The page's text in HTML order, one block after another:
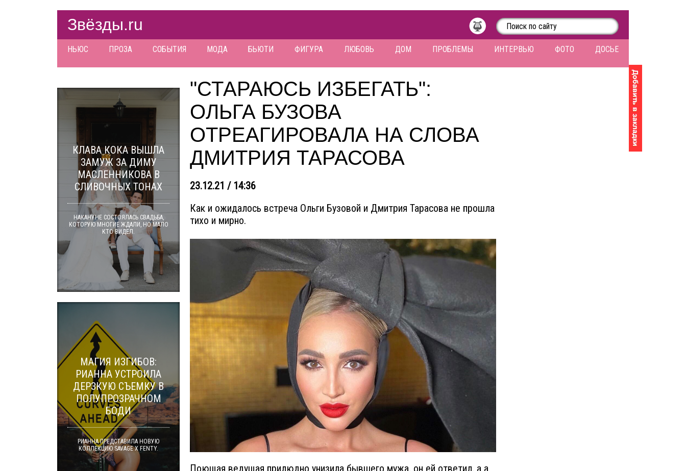
Звёзды.ru
НЬЮС ПРОЗА СОБЫТИЯ МОДА БЬЮТИ ФИГУРА ЛЮБОВЬ ДОМ ПРОБЛЕМЫ ИНТЕРВЬЮ ФОТО ДОСЬЕ
"СТАРАЮСЬ ИЗБЕГАТЬ":
ОЛЬГА БУЗОВА
ОТРЕАГИРОВАЛА НА СЛОВА
ДМИТРИЯ ТАРАСОВА
23.12.21 / 14:36
Как и ожидалось встреча Ольги Бузовой и Дмитрия Тарасова не прошла
тихо и мирно.
Поющая ведущая прилюдно унизила бывшего мужа, он ей ответил, а а
КЛАВА КОКА ВЫШЛА
ЗАМУЖ ЗА ДИМУ
МАСЛЕННИКОВА В
СЛИВОЧНЫХ ТОНАХ
НАКАНУНЕ СОСТОЯЛАСЬ СВАДЬБА,
КОТОРУЮ МНОГИЕ ЖДАЛИ, НО МАЛО
КТО ВИДЕЛ.
МАГИЯ ИЗГИБОВ:
РИАННА УСТРОИЛА
ДЕРЗКУЮ СЪЕМКУ В
ПОЛУПРОЗРАЧНОМ
БОДИ
РИАННА ПРЕДСТАВИЛА НОВУЮ
КОЛЛЕКЦИЮ SAVAGE X FENTY.